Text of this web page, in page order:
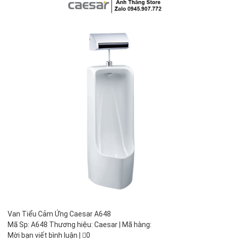
Van Tiểu Cảm Ứng Caesar A648
Mã Sp: A648 Thương hiệu: Caesar | Mã hàng:
Mời bạn viết bình luận
0